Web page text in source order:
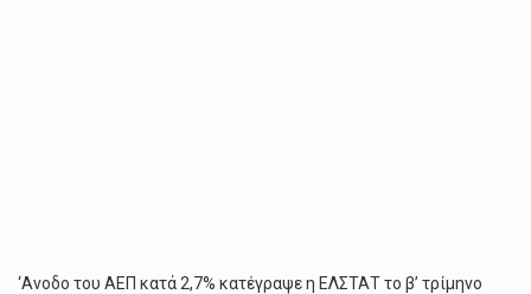
‘Ανοδο του ΑΕΠ κατά 2,7% κατέγραψε η ΕΛΣΤΑΤ το β’ τρίμηνο